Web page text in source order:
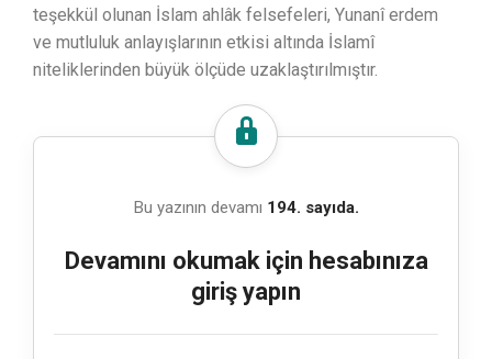
teşekkül olunan İslam ahlâk felsefeleri, Yunanî erdem
ve mutluluk anlayışlarının etkisi altında İslamî
niteliklerinden büyük ölçüde uzaklaştırılmıştır.
Bu yazının devamı 194. sayıda.
Devamını okumak için hesabınıza
giriş yapın